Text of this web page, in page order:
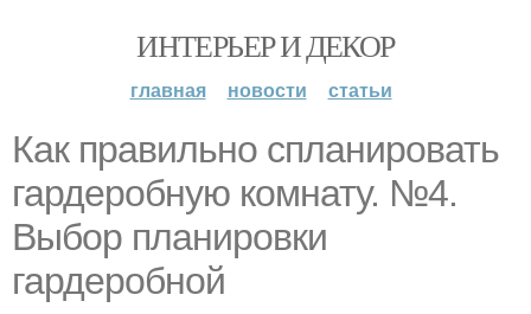
ИНТЕРЬЕР И ДЕКОР
главная новости статьи
Как правильно спланировать
гардеробную комнату. №4.
Выбор планировки
гардеробной